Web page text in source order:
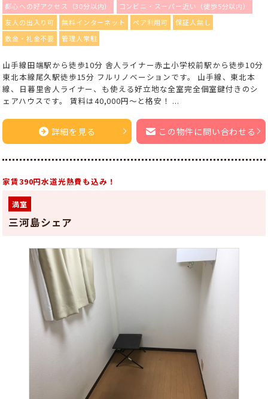
都心への好アクセス（30分以内）
コンビニ・スーパー近い（徒歩5分以内）
友人の出入り可
無料インターネット ペア利用可
保証人無し
敷金・礼金不要
管理人常駐
山手線田端駅から徒歩10分 舎人ライナー赤土小学校前駅から徒歩10分
東北本線尾久駅徒歩15分 フルリノベーションです。 山手線、東北本
線、日暮里舎人ライナー、も使える好立地な全室完全個室鍵付きのシ
ェアハウスです。 賃料は40,000円～と格安！ ...
詳細を見る この物件に問い合わせる
家賃390円水道光熱費も込み！
満室
三河島シェア